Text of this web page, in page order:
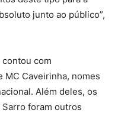
junto ao público”,
com
MC Caveirinha, nomes
Além deles, os
foram outros